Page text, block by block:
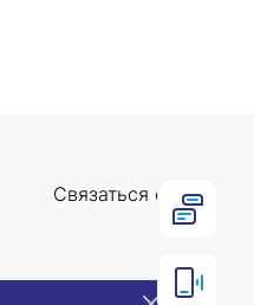
Связаться с нами